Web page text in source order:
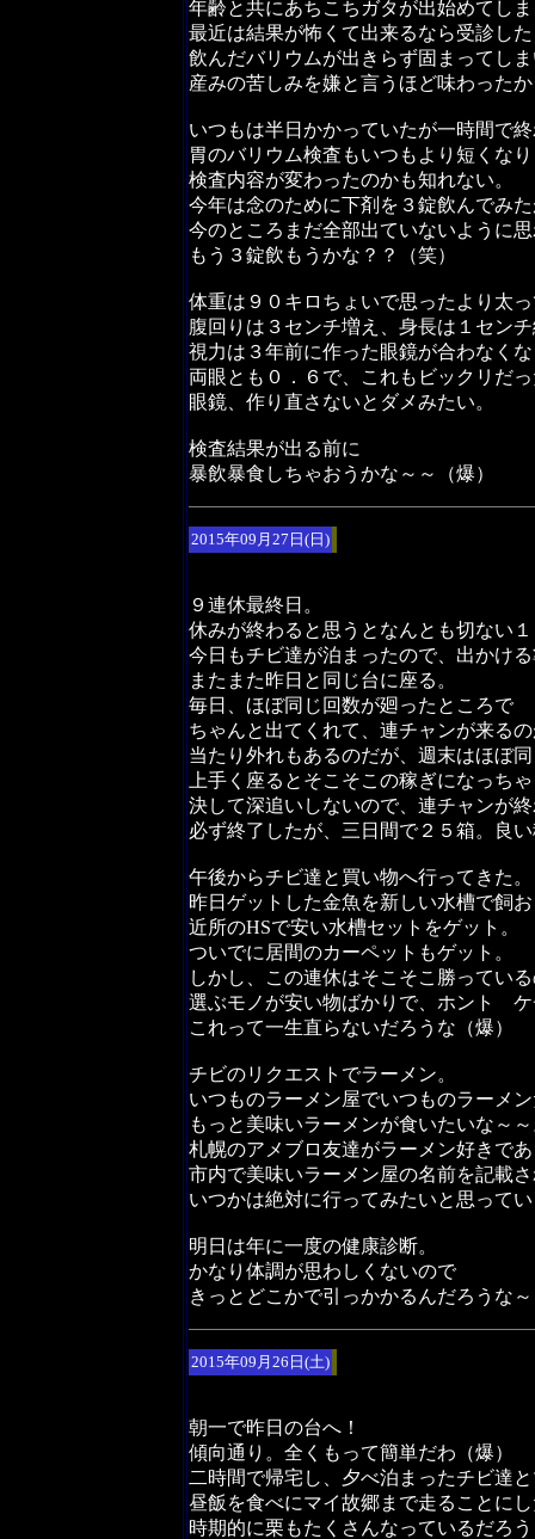
年齢と共にあちこちガタが出始めてし
最近は結果が怖くて出来るなら受診し
飲んだバリウムが出きらず固まってし
産みの苦しみを嫌と言うほど味わった
いつもは半日かかっていたが一時間で
胃のバリウム検査もいつもより短くなり
検査内容が変わったのかも知れない。
今年は念のために下剤を３錠飲んでみ
今のところまだ全部出ていないように
もう３錠飲もうかな？？（笑）
体重は９０キロちょいで思ったより太
腹回りは３センチ増え、身長は１セン
視力は３年前に作った眼鏡が合わなく
両眼とも０．６で、これもビックリだ
眼鏡、作り直さないとダメみたい。
検査結果が出る前に
暴飲暴食しちゃおうかな～～（爆）
2015年09月27日(日)
９連休最終日。
休みが終わると思うとなんとも切ない
今日もチビ達が泊まったので、出かけ
またまた昨日と同じ台に座る。
毎日、ほぼ同じ回数が廻ったところで
ちゃんと出てくれて、連チャンが来る
当たり外れもあるのだが、週末はほぼ
上手く座るとそこそこの稼ぎになっち
決して深追いしないので、連チャンが
必ず終了したが、三日間で２５箱。良
午後からチビ達と買い物へ行ってきた。
昨日ゲットした金魚を新しい水槽で飼
近所のHSで安い水槽セットをゲット。
ついでに居間のカーペットもゲット。
しかし、この連休はそこそこ勝ってい
選ぶモノが安い物ばかりで、ホント ケ
これって一生直らないだろうな（爆）
チビのリクエストでラーメン。
いつものラーメン屋でいつものラーメ
もっと美味いラーメンが食いたいな～
札幌のアメブロ友達がラーメン好きで
市内で美味いラーメン屋の名前を記載
いつかは絶対に行ってみたいと思って
明日は年に一度の健康診断。
かなり体調が思わしくないので
きっとどこかで引っかかるんだろうな
2015年09月26日(土)
朝一で昨日の台へ！
傾向通り。全くもって簡単だわ（爆）
二時間で帰宅し、夕べ泊まったチビ達
昼飯を食べにマイ故郷まで走ることに
時期的に栗もたくさんなっているだろ